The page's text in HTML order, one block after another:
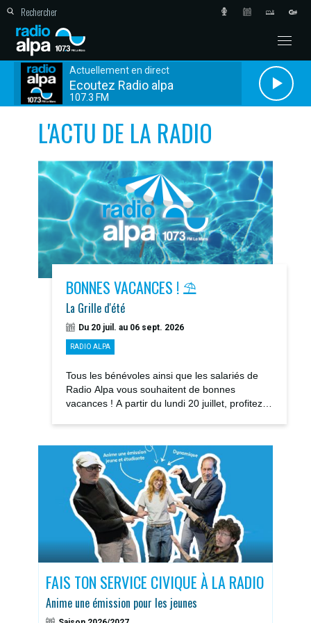
Actuellement en direct
Ecoutez Radio alpa
107.3 FM
L'ACTU DE LA RADIO
BONNES VACANCES ! ⛱️
La Grille d'été
Du 20 juil. au 06 sept. 2026
RADIO ALPA
Tous les bénévoles ainsi que les salariés de
Radio Alpa vous souhaitent de bonnes
vacances ! A partir du lundi 20 juillet, profitez
FAIS TON SERVICE CIVIQUE À LA RADIO
Anime une émission pour les jeunes